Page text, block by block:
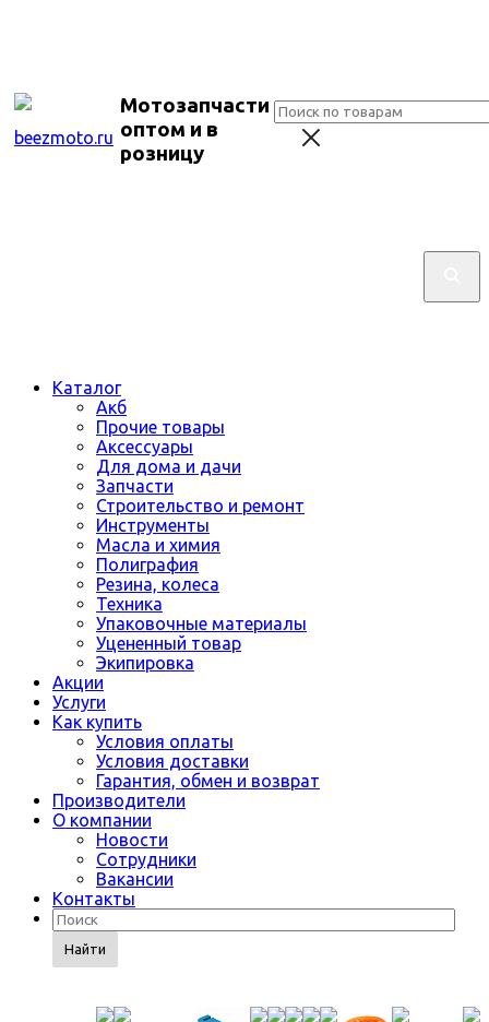
Мотозапчасти
оптом и в
розницу
Каталог
Акб
Прочие товары
Аксессуары
Для дома и дачи
Запчасти
Строительство и ремонт
Инструменты
Масла и химия
Полиграфия
Резина, колеса
Техника
Упаковочные материалы
Уцененный товар
Экипировка
Акции
Услуги
Как купить
Условия оплаты
Условия доставки
Гарантия, обмен и возврат
Производители
О компании
Новости
Сотрудники
Вакансии
Контакты
Найти